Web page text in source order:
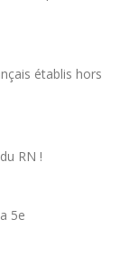
établis hors
RN !
5e